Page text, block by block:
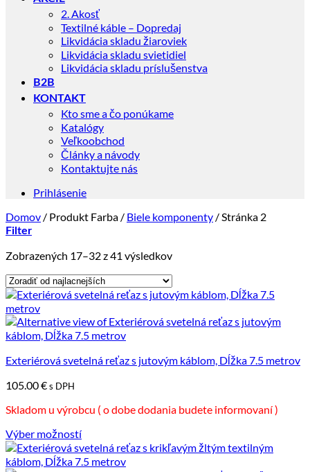
2. Akosť
Textilné káble – Dopredaj
Likvidácia skladu žiaroviek
Likvidácia skladu svietidiel
Likvidácia skladu príslušenstva
B2B
KONTAKT
Kto sme a čo ponúkame
Katalógy
Veľkoobchod
Články a návody
Kontaktujte nás
Prihlásenie
Domov / Produkt Farba / Biele komponenty /Stránka 2
Filter
Zobrazených 17–32 z 41 výsledkovZoradené
od
po
Exteriérová svetelná reťaz s jutovým káblom, Dĺžka 7.5 metrov
105.00€s DPH
Skladom u výrobcu ( o dobe dodania budete informovaní )
Výber možností
Tento
produkt